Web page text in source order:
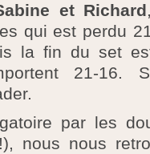
et Richard
qui est perdu
la fin du set
21-
par les
nous nous